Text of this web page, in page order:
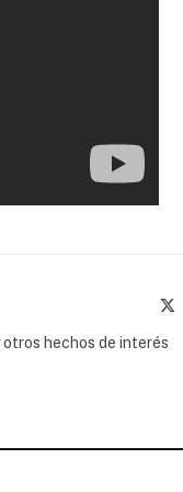
hechos de interés